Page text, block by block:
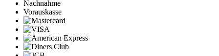
Nachnahme
Vorauskasse